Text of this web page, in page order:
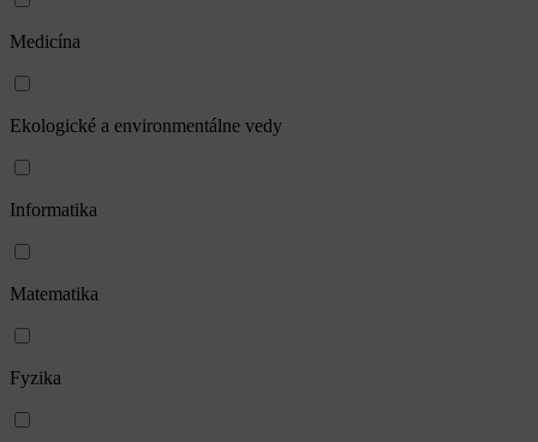
Medicína
Ekologické a environmentálne vedy
Informatika
Matematika
Fyzika